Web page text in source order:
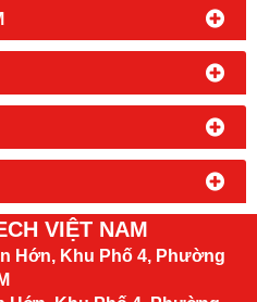
VIỆT NAM
Hớn, Khu Phố 4, Phường